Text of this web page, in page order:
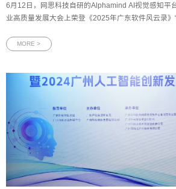
6月12日，网思科技自研的Alphamind AI视觉感知平
业高质量发展大会上荣登《2025年广东软件风云录》
年广东软件风云录新一代信息技术软件产品奖牌
MORE >